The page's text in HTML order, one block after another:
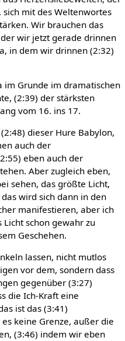
mit des Weltenwortes
Wir brauchen das
wir jetzt gerade drinnen
in dem wir drinnen (2:32)
im Grunde im dramatischen
(2:39) der stärksten
vom 16. ins 17.
dieser Hure Babylon,
auch der
eben auch der
Aber zugleich eben,
sehen, das größte Licht,
wird sich dann in den
manifestieren, aber ich
schon gewahr zu
Geschehen.
lassen, nicht mutlos
vor dem, sondern dass
gegenüber (3:27)
die Ich-Kraft eine
ist das (3:41)
keine Grenze, außer die
(3:46) indem wir eben